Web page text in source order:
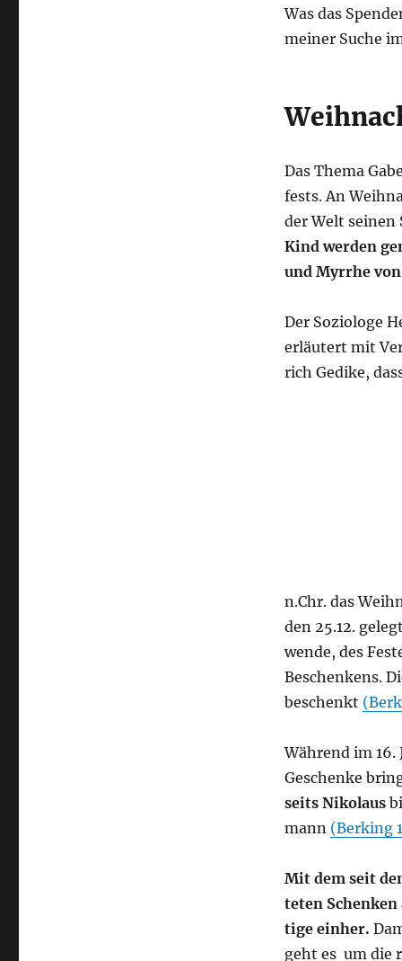
Was das
mei­ner Suche
Das The­ma
fests. An
der Welt sei­nen
Kind wer­den
und Myr­rhe
Der Sozio­lo­ge
erläu­tert mit
rich Gedike,
n.Chr. das
den 25.12.
wen­de, des
Beschen­kens.
beschenkt
Wäh­rend im 16.
Geschen­ke
seits Niko­laus
mann (Ber­king
Mit dem seit
te­ten
ti­ge ein­her.
geht es um die